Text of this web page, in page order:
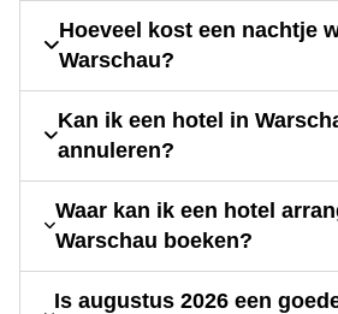
Hoeveel kost een nachtje
Warschau?
Kan ik een hotel in
annuleren?
Waar kan ik een hotel
Warschau boeken?
Is augustus 2026 een